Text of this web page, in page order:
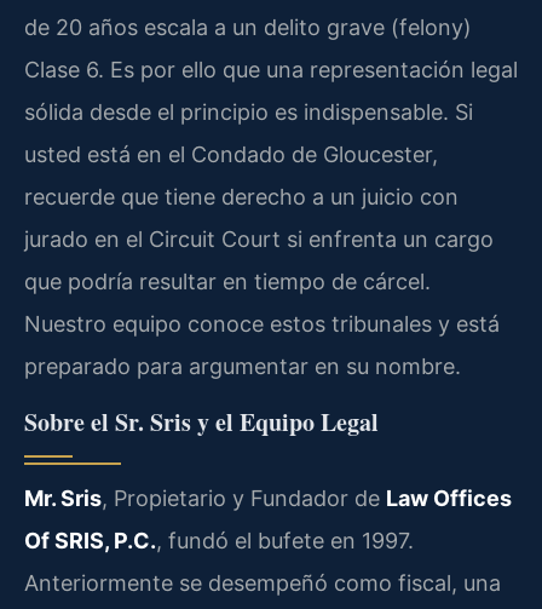
de 20 años escala a un delito grave (felony)
Clase 6. Es por ello que una representación legal
sólida desde el principio es indispensable. Si
usted está en el Condado de Gloucester,
recuerde que tiene derecho a un juicio con
jurado en el Circuit Court si enfrenta un cargo
que podría resultar en tiempo de cárcel.
Nuestro equipo conoce estos tribunales y está
preparado para argumentar en su nombre.
Sobre el Sr. Sris y el Equipo Legal
Mr. Sris, Propietario y Fundador de Law Offices
Of SRIS, P.C., fundó el bufete en 1997.
Anteriormente se desempeñó como fiscal, una